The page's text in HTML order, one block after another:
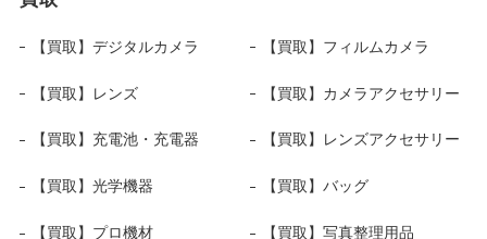
【買取】デジタルカメラ 【買取】フィルムカメラ
【買取】レンズ 【買取】カメラアクセサリー
【買取】充電池・充電器 【買取】レンズアクセサリー
【買取】光学機器 【買取】バッグ
【買取】プロ機材 【買取】写真整理用品